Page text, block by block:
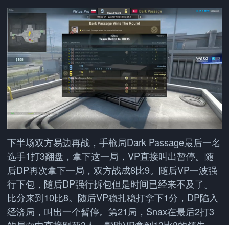
下半场双方易边再战，手枪局Dark Passage最后一名
选手1打3翻盘，拿下这一局，VP直接叫出暂停。随
后DP再次拿下一局，双方战成8比9。随后VP一波强
行下包，随后DP强行拆包但是时间已经来不及了。
比分来到10比8。随后VP稳扎稳打拿下1分，DP陷入
经济局，叫出一个暂停。第21局，Snax在最后2打3